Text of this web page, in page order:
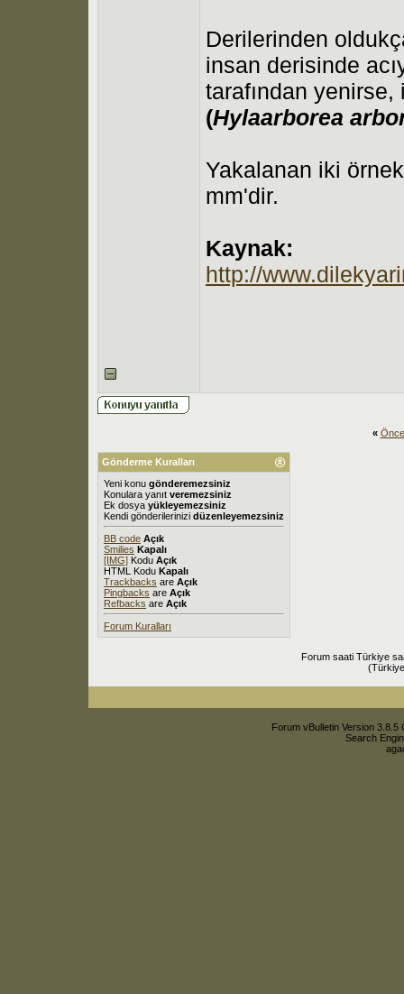
Derilerinden
insan derisinde
tarafından
(Hylaarborea
Yakalanan iki
mm'dir.
Kaynak:
http://
«
Gönderme Kuralları
Yeni konu gönderemezsiniz
Konulara yanıt veremezsiniz
Ek dosya yükleyemezsiniz
Kendi gönderilerinizi düzenleyemezsiniz
BB code Açık
Smilies Kapalı
[IMG] Kodu Açık
HTML Kodu Kapalı
Trackbacks are Açık
Pingbacks are Açık
Refbacks are Açık
Forum Kuralları
Forum saati Türkiye
Forum vBulletin Version
Search